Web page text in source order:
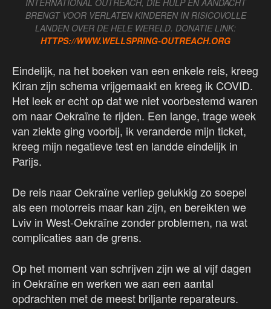
BRENGT VOOR VERLATEN KINDEREN IN RISICOVOLLE
LANDEN OVER DE HELE WERELD. DONATIE LINK:
HTTPS://WWW.WELLSPRING-OUTREACH.ORG
Eindelijk, na het boeken van een enkele reis, kreeg
Kiran zijn schema vrijgemaakt en kreeg ik COVID.
Het leek er echt op dat we niet voorbestemd waren
om naar Oekraïne te rijden. Een lange, trage week
van ziekte ging voorbij, ik veranderde mijn ticket,
kreeg mijn negatieve test en landde eindelijk in
Parijs.
De reis naar Oekraïne verliep gelukkig zo soepel
als een motorreis maar kan zijn, en bereikten we
Lviv in West-Oekraïne zonder problemen, na wat
complicaties aan de grens.
Op het moment van schrijven zijn we al vijf dagen
in Oekraïne en werken we aan een aantal
opdrachten met de meest briljante reparateurs.